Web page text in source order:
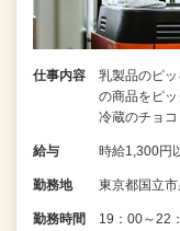
仕事内容
乳製品のピ
の商品をピ
冷蔵のチョ
給与 時給1,300円
勤務地 東京都国立市
勤務時間 19：00～22